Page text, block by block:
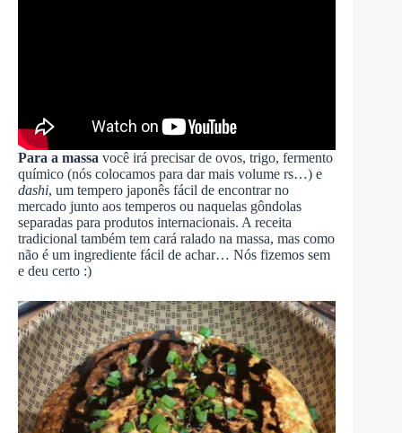
Para a massa você irá precisar de ovos, trigo, fermento
químico (nós colocamos para dar mais volume rs…) e
dashi, um tempero japonês fácil de encontrar no
mercado junto aos temperos ou naquelas gôndolas
separadas para produtos internacionais. A receita
tradicional também tem cará ralado na massa, mas como
não é um ingrediente fácil de achar… Nós fizemos sem
e deu certo :)